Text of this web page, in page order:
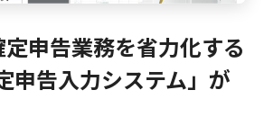
申告業務を省⼒化する
申告入力システム」が